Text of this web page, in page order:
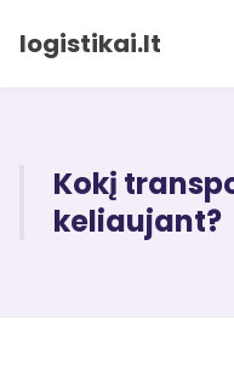
logistikai.lt
Kokį
keliaujant?